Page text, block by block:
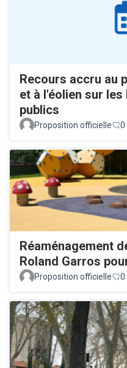
Recours accru au
et à l'éolien sur les
publics
Proposition officielle 0
Réaménagement
Roland Garros
Proposition officielle 0